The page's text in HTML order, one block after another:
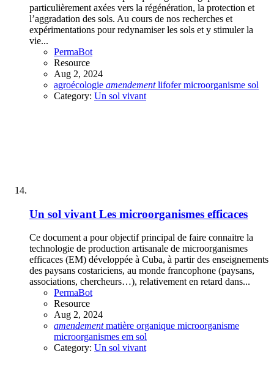
particulièrement axées vers la régénération, la protection et
l’aggradation des sols. Au cours de nos recherches et
expérimentations pour redynamiser les sols et y stimuler la
vie...
PermaBot
Resource
Aug 2, 2024
agroécologie amendement lifofermicroorganisme sol
Category: Un sol vivant
Un sol vivant Les microorganismes efficaces
Ce document a pour objectif principal de faire connaitre la
technologie de production artisanale de microorganismes
efficaces (EM) développée à Cuba, à partir des enseignements
des paysans costariciens, au monde francophone (paysans,
associations, chercheurs…), relativement en retard dans...
PermaBot
Resource
Aug 2, 2024
amendement matière organique microorganisme
microorganismes em sol
Category: Un sol vivant